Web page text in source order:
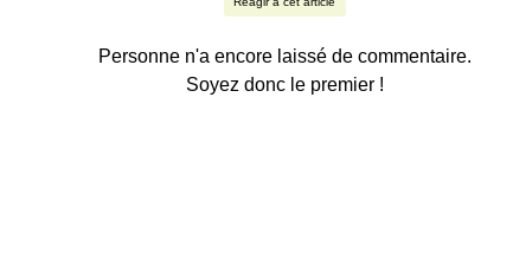
Personne n'a encore laissé de commentaire.
Soyez donc le premier !